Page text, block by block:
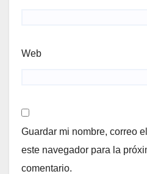
Web
Guardar mi nombre, correo
este navegador para la
comentario.